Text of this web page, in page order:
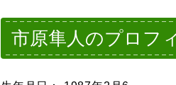
市原隼人のプロフ